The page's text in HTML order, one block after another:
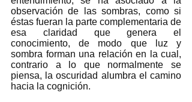
observación de las sombras, como si
éstas fueran la parte complementaria de
esa claridad que genera el
conocimiento, de modo que luz y
sombra forman una relación en la cual,
contrario a lo que normalmente se
piensa, la oscuridad alumbra el camino
hacia la cognición.